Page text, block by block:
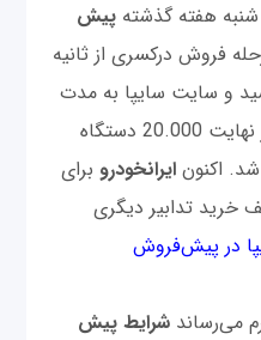
شنبه هفته گذشته پیش
فروش درکسری از ثانیه
و سایت سایپا به مدت
15 دقیقه غیر فعال می‌شد. در نهایت 20.000 دستگاه
شد. اکنونایرانخودرو برای
خرید تدابیر دیگری
در پیش‌فروش
می‌رساند شرایط پیش